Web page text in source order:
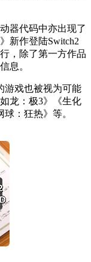
器代码中亦出现了
新作登陆Switch2
，除了第一方作品
息。
游戏也被视为可能
龙：极3》《生化
：狂热》等。